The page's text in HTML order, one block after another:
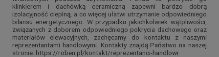
klinkierem i dachówką ceramiczną zapewni bardzo dobrą
izolacyjność cieplną, a co więcej ułatwi utrzymanie odpowiedniego
bilansu energetycznego. W przypadku jakichkolwiek wątpliwości,
związanych z doborem odpowiedniego pokrycia dachowego oraz
materiałów elewacyjnych, zachęcamy do kontaktu z naszymi
reprezentantami handlowymi. Kontakty znajdą Państwo na naszej
stronie: https://roben.pl/kontakt/reprezentanci-handlowi